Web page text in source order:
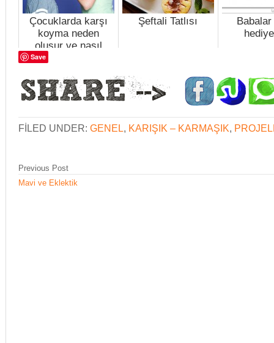
Çocuklarda karşı
koyma neden
oluşur ve nasıl
düzeltilebilir...
Şeftali Tatlısı
Save
FILED UNDER: GENEL, KARIŞIK – KARMAŞIK,
Previous Post
Mavi ve Eklektik